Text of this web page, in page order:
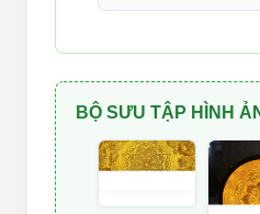
BỘ SƯU TẬP HÌNH